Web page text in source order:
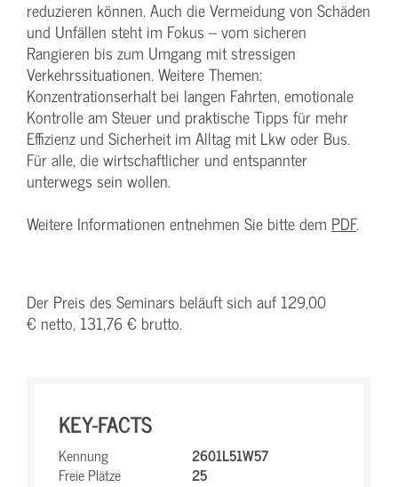
reduzieren können. Auch die Vermeidung von Schäden
und Unfällen steht im Fokus – vom sicheren
Rangieren bis zum Umgang mit stressigen
Verkehrssituationen. Weitere Themen:
Konzentrationserhalt bei langen Fahrten, emotionale
Kontrolle am Steuer und praktische Tipps für mehr
Effizienz und Sicherheit im Alltag mit Lkw oder Bus.
Für alle, die wirtschaftlicher und entspannter
unterwegs sein wollen.
Weitere Informationen entnehmen Sie bitte dem PDF.
Der Preis des Seminars beläuft sich auf 129,00
€ netto, 131,76 € brutto.
KEY-FACTS
Kennung
2601L51W57
Freie Plätze
25